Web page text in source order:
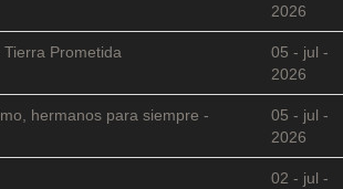
2026
Prometida
05 - jul -
2026
hermanos para siempre -
05 - jul -
2026
02 - jul -